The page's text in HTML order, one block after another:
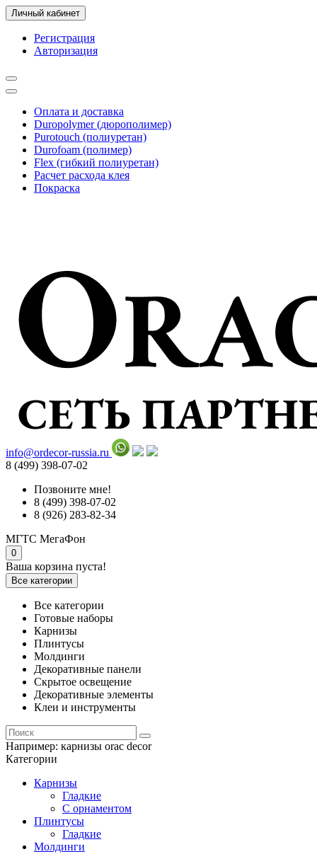
Личный кабинет
Регистрация
Авторизация
Оплата и доставка
Duropolymer (дюрополимер)
Purotouch (полиуретан)
Durofoam (полимер)
Flex (гибкий полиуретан)
Расчет расхода клея
Покраска
info@ordecor-russia.ru
8 (499) 398-07-02
Позвоните мне!
8 (499) 398-07-02
8 (926) 283-82-34
МГТС МегаФон
0
Ваша корзина пуста!
Все категории
Все категории
Готовые наборы
Карнизы
Плинтусы
Молдинги
Декоративные панели
Скрытое освещение
Декоративные элементы
Клеи и инструменты
Например: карнизы orac decor
Категории
Карнизы
Гладкие
С орнаментом
Плинтусы
Гладкие
Молдинги